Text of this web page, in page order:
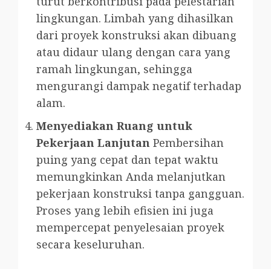
lingkungan. Limbah yang dihasilkan
dari proyek konstruksi akan dibuang
atau didaur ulang dengan cara yang
ramah lingkungan, sehingga
mengurangi dampak negatif terhadap
alam.
Menyediakan Ruang untuk
Pekerjaan Lanjutan Pembersihan
puing yang cepat dan tepat waktu
memungkinkan Anda melanjutkan
pekerjaan konstruksi tanpa gangguan.
Proses yang lebih efisien ini juga
mempercepat penyelesaian proyek
secara keseluruhan.